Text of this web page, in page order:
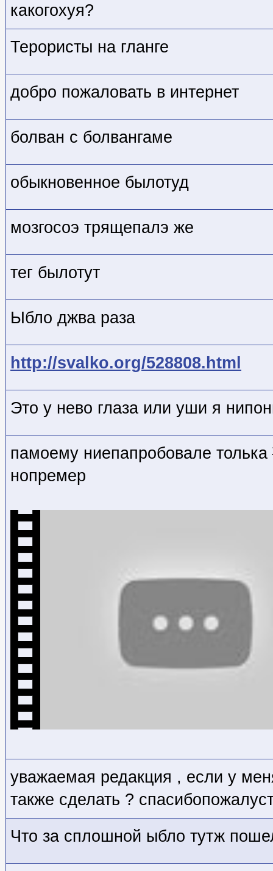
какогохуя?
Терористы на гланге
добро пожаловать в интернет
болван с болвангаме
обыкновенное былотуд
мозгосоэ трящепалэ же
тег былотут
Ыбло джва раза
http://svalko.org/528808.html
Это у нево глаза или уши я
памоему ниепапробовале толька
нопремер
уважаемая редакция , если у
также сделать ?
Что за сплошной ыбло тутж